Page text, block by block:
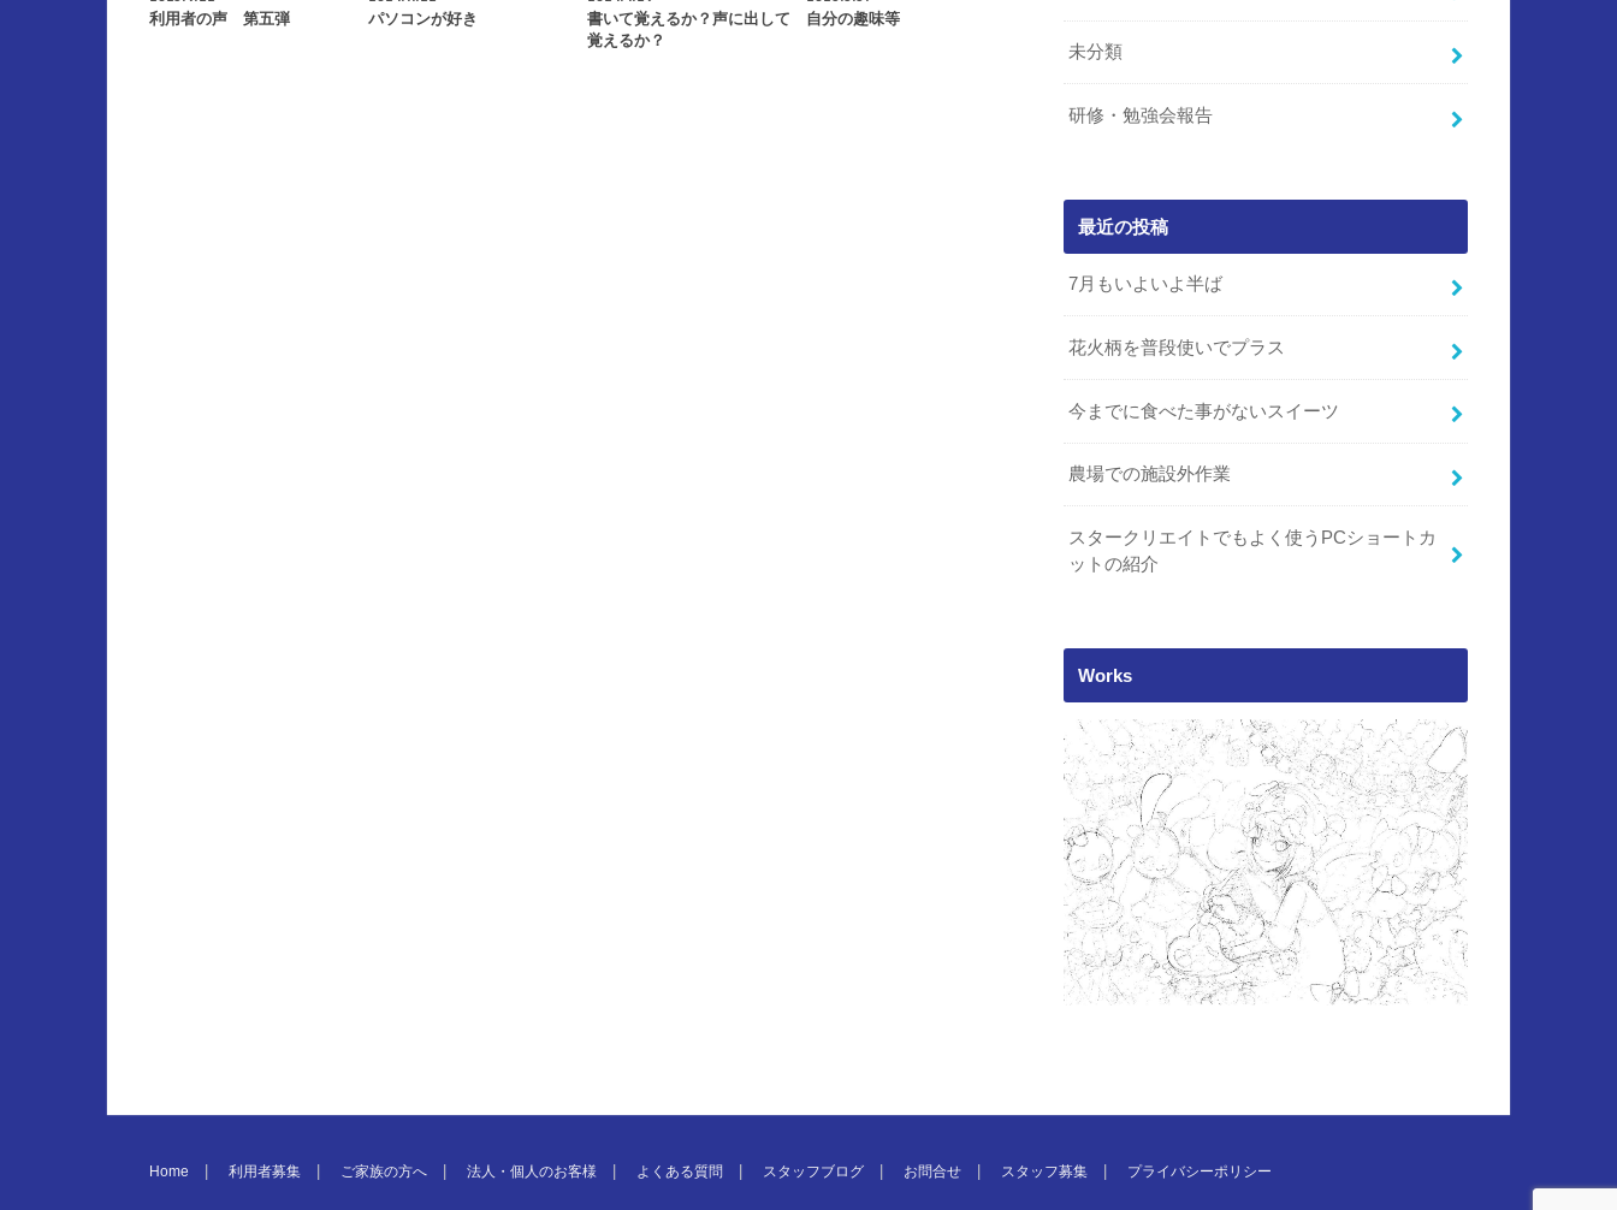
利用者の声 第五弾
パソコンが好き
書いて覚えるか？声に出して
覚えるか？
自分の趣味等
未分類
研修・勉強会報告
最近の投稿
7月もいよいよ半ば
花火柄を普段使いでプラス
今までに食べた事がないスイーツ
農場での施設外作業
スタークリエイトでもよく使うPCショートカ
ットの紹介
Works
Home 利用者募集 ご家族の方へ 法人・個人のお客様 よくある質問 スタッフブログ お問合せ スタッフ募集 プライバシーポリシー